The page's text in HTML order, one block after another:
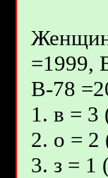
=1999,
В-78
1. в = 3
2. о = 2
3. з = 1